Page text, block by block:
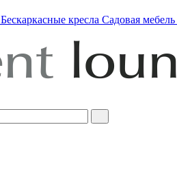
Бескаркасные кресла Садовая мебель